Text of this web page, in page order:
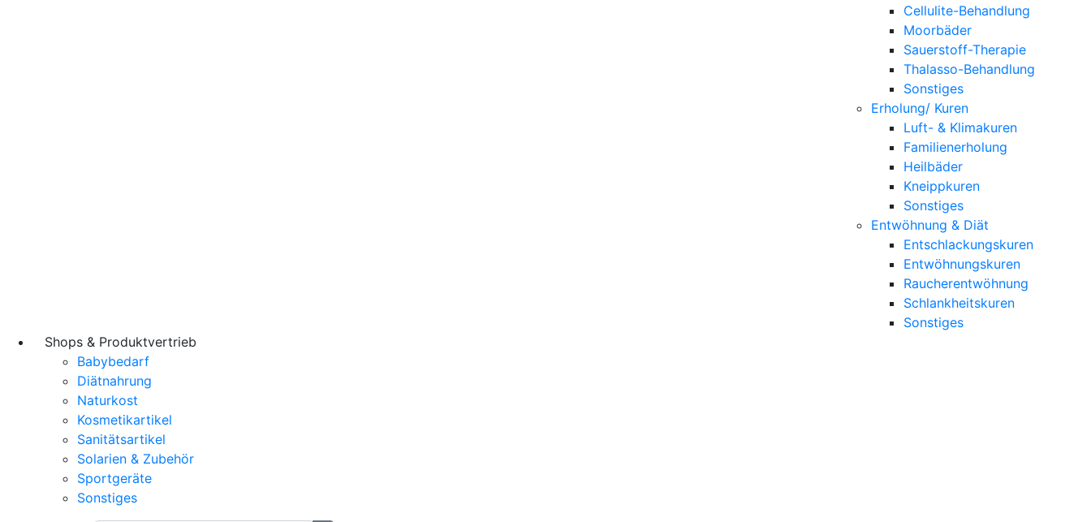
Cellulite-Behandlung
Moorbäder
Sauerstoff-Therapie
Thalasso-Behandlung
Sonstiges
Erholung/ Kuren
Luft- & Klimakuren
Familienerholung
Heilbäder
Kneippkuren
Sonstiges
Entwöhnung & Diät
Entschlackungskuren
Entwöhnungskuren
Raucherentwöhnung
Schlankheitskuren
Sonstiges
Shops & Produktvertrieb
Babybedarf
Diätnahrung
Naturkost
Kosmetikartikel
Sanitätsartikel
Solarien & Zubehör
Sportgeräte
Sonstiges